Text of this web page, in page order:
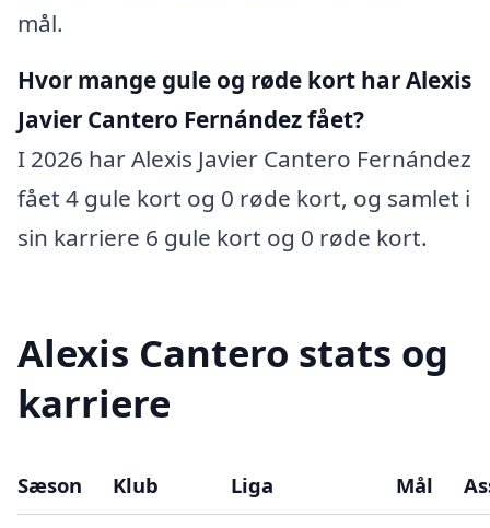
mål.
Hvor mange gule og røde kort har Alexis
Javier Cantero Fernández fået?
I 2026 har Alexis Javier Cantero Fernández
fået 4 gule kort og 0 røde kort, og samlet i
sin karriere 6 gule kort og 0 røde kort.
Alexis Cantero stats og
karriere
Sæson Klub Liga Mål